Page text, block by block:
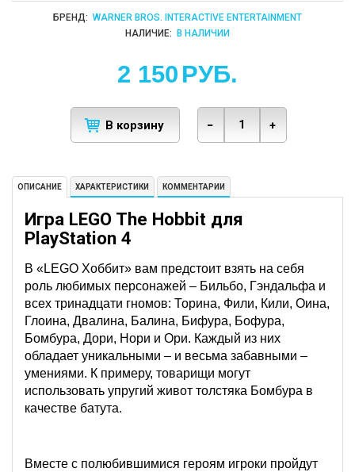
БРЕНД: WARNER BROS. INTERACTIVE ENTERTAINMENT
НАЛИЧИЕ:
В НАЛИЧИИ
2 150 РУБ.
В корзину − +
ОПИСАНИЕ ХАРАКТЕРИСТИКИ КОММЕНТАРИИ
Игра LEGO The Hobbit для
PlayStation 4
В «LEGO Хоббит» вам предстоит взять на себя
роль любимых персонажей – Бильбо, Гэндальфа и
всех тринадцати гномов: Торина, Фили, Кили, Оина,
Глоина, Двалина, Балина, Бифура, Бофура,
Бомбура, Дори, Нори и Ори. Каждый из них
обладает уникальными – и весьма забавными –
умениями. К примеру, товарищи могут
использовать упругий живот толстяка Бомбура в
качестве батута.
Вместе с полюбившимися героям игроки пройдут